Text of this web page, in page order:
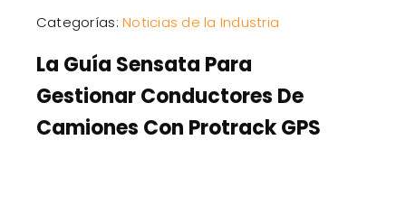
Categorías:Noticias de la Industria
La Guía Sensata Para
Gestionar Conductores De
Camiones Con Protrack GPS